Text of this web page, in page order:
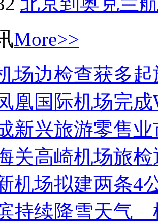
More>>
场边检查获多
凰国际机场完
新兴旅游零售
关高崎机场旅
机场拟建两条4
持续降雪天气